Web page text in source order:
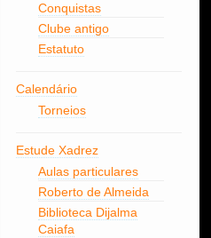
Conquistas
Clube antigo
Estatuto
Calendário
Torneios
Estude Xadrez
Aulas particulares
Roberto de Almeida
Biblioteca Dijalma
Caiafa